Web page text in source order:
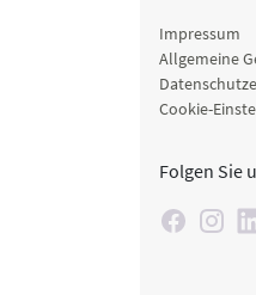
Impressum
Allgemeine
Cookie-
Folgen Sie